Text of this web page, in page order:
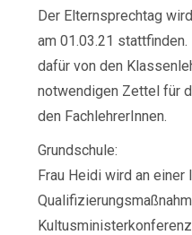
Der Elternsprechtag
am 01.03.21
dafür von den
notwendigen Zettel für
den FachlehrerInnen.
Grundschule:
Frau Heidi wird an einer